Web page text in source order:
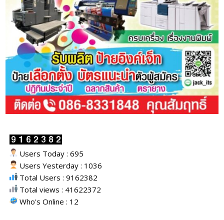
Users Today : 695
Users Yesterday : 1036
Total Users : 9162382
Total views : 41622372
Who's Online : 12